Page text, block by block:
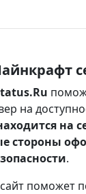
на
на
стороны
.
поможет